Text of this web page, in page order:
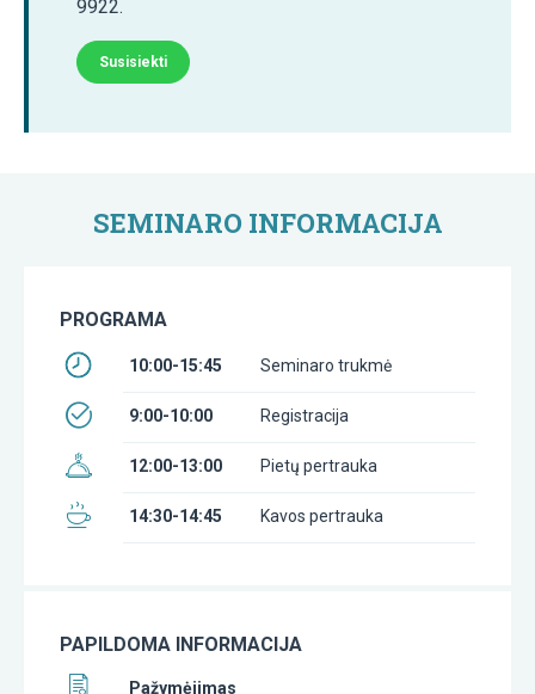
9922.
Susisiekti
SEMINARO INFORMACIJA
PROGRAMA
10:00-15:45 Seminaro trukmė
9:00-10:00 Registracija
12:00-13:00 Pietų pertrauka
14:30-14:45 Kavos pertrauka
PAPILDOMA INFORMACIJA
Pažymėjimas